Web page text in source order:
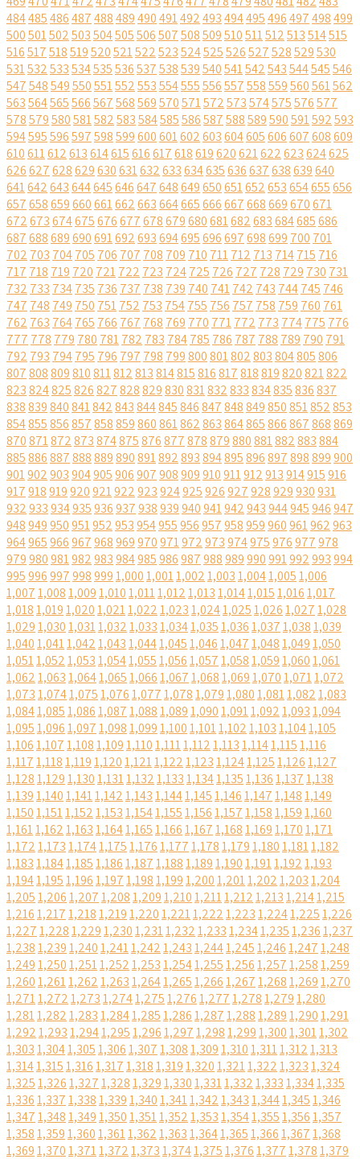
484485486487488489490491492493494495496497498499
500501502503504505506507508509510511512513514515
516517518519520521522523524525526527528529530
531532533534535536537538539540541542543544545546
547548549550551552553554555556557558559560561562
563564565566567568569570571572573574575576577
578579580581582583584585586587588589590591592593
594595596597598599600601602603604605606607608609
610611612613614615616617618619620621622623624625
626627628629630631632633634635636637638639640
641642643644645646647648649650651652653654655656
657658659660661662663664665666667668669670671
672673674675676677678679680681682683684685686
687688689690691692693694695696697698699 700 701
702 703 704705 706 707 708 709 710 711712 713 714715 716
717 718 719 720 721722 723 724725 726 727 728 729 730 731
732 733 734735 736 737 738 739 740 741742 743 744745 746
747 748 749 750 751752 753 754755 756 757 758 759 760 761
762 763 764765 766 767 768 769 770 771772 773 774775 776
777 778 779 780 781782 783 784785 786 787 788 789 790 791
792 793 794795 796 797 798 799800801802803804805806
807808809810811812813814815816817818819820821822
823824825826827828829830831832833834835836837
838839840841842843844845846847848849850851852853
854855856857858859860861862863864865866867868869
870871872873874875876877878879880881882883884
885886887888889890891892893894895896897898899900
901902903904905906907908909910911912913914915916
917918919920921922923924925926927928929930931
932933934935936937938939940941942943944945946947
948949950951952953954955956957958959960961962963
964965966967968969970971972973974975976977978
979980981982983984985986987988989990991992993994
9959969979989991,0001,0011,0021,0031,0041,0051,006
1,0071,0081,0091,0101,0111,0121,0131,0141,0151,0161,017
1,0181,0191,0201,0211,0221,0231,0241,0251,0261,0271,028
1,0291,0301,0311,0321,0331,0341,0351,0361,0371,0381,039
1,0401,0411,0421,0431,0441,0451,0461,0471,0481,0491,050
1,0511,0521,0531,0541,0551,0561,0571,0581,0591,0601,061
1,0621,0631,0641,0651,0661,0671,0681,0691,0701,0711,072
1,0731,0741,0751,0761,0771,0781,0791,0801,0811,0821,083
1,0841,0851,0861,0871,0881,0891,0901,0911,0921,0931,094
1,0951,0961,0971,0981,0991,1001,1011,1021,1031,1041,105
1,1061,1071,1081,1091,1101,1111,1121,1131,1141,1151,116
1,1171,1181,1191,1201,1211,1221,1231,1241,1251,1261,127
1,1281,1291,1301,1311,1321,1331,1341,1351,1361,1371,138
1,1391,1401,1411,1421,1431,1441,1451,1461,1471,1481,149
1,1501,1511,1521,1531,1541,1551,1561,1571,1581,1591,160
1,1611,1621,1631,1641,1651,1661,1671,1681,1691,1701,171
1,1721,1731,1741,1751,1761,1771,1781,1791,1801,1811,182
1,1831,1841,1851,1861,1871,1881,1891,1901,1911,1921,193
1,1941,1951,1961,1971,1981,1991,2001,2011,2021,2031,204
1,2051,2061,2071,2081,2091,2101,2111,2121,2131,2141,215
1,2161,2171,2181,2191,2201,2211,2221,2231,2241,2251,226
1,2271,2281,2291,2301,2311,2321,2331,2341,2351,2361,237
1,2381,2391,2401,2411,2421,2431,2441,2451,2461,2471,248
1,2491,2501,2511,2521,2531,2541,2551,2561,2571,2581,259
1,2601,2611,2621,2631,2641,2651,2661,2671,2681,2691,270
1,2711,2721,2731,2741,2751,2761,2771,2781,2791,280
1,2811,2821,2831,2841,2851,2861,2871,2881,2891,2901,291
1,2921,2931,2941,2951,2961,2971,2981,2991,3001,3011,302
1,3031,3041,3051,3061,3071,3081,3091,3101,3111,3121,313
1,3141,3151,3161,3171,3181,3191,3201,3211,3221,3231,324
1,3251,3261,3271,3281,3291,3301,3311,3321,3331,3341,335
1,3361,3371,3381,3391,3401,3411,3421,3431,3441,3451,346
1,3471,3481,3491,3501,3511,3521,3531,3541,3551,3561,357
1,3581,3591,3601,3611,3621,3631,3641,3651,3661,3671,368
1,3691,3701,3711,3721,3731,3741,3751,3761,3771,3781,379